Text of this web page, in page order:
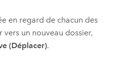
en regard de chacun des
vers un nouveau dossier,
(Déplacer).